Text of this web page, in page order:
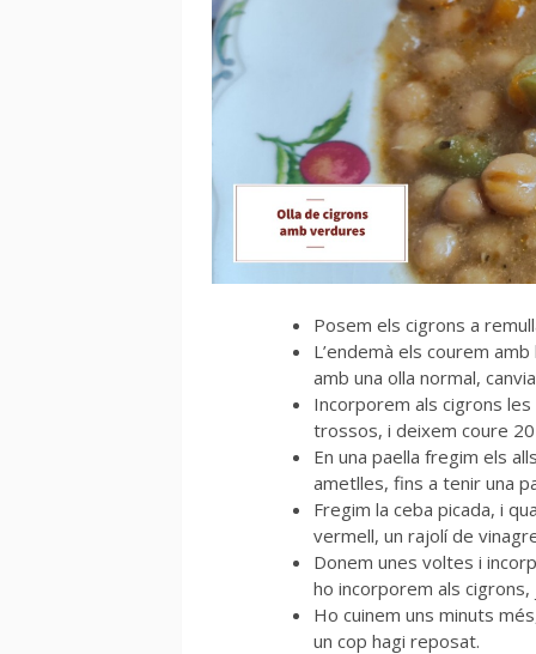
Posem els cigrons a
L’endemà els courem
amb una olla normal,
Incorporem als cigrons
trossos, i deixem coure
En una paella fregim els
ametlles, fins a tenir una
Fregim la ceba picada, i
vermell, un rajolí de
Donem unes voltes i
ho incorporem als
Ho cuinem uns minuts
un cop hagi reposat.